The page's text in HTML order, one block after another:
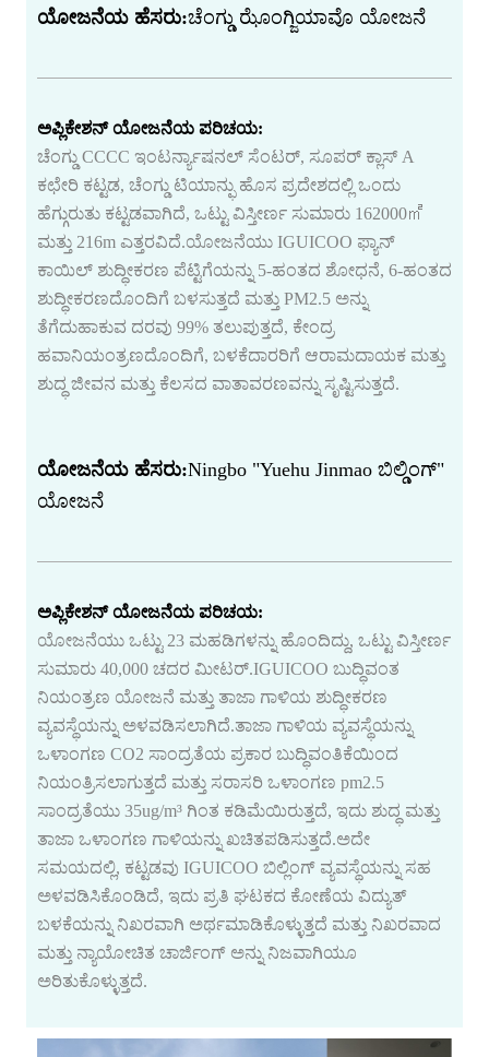
ಯೋಜನೆಯ ಹೆಸರು:ಚೆಂಗ್ಡು ಝೊಂಗ್ಜಿಯಾವೊ ಯೋಜನೆ
ಅಪ್ಲಿಕೇಶನ್ ಯೋಜನೆಯ ಪರಿಚಯ:
ಚೆಂಗ್ಡು CCCC ಇಂಟರ್ನ್ಯಾಷನಲ್ ಸೆಂಟರ್, ಸೂಪರ್ ಕ್ಲಾಸ್ A
ಕಛೇರಿ ಕಟ್ಟಡ, ಚೆಂಗ್ಡು ಟಿಯಾನ್ಫು ಹೊಸ ಪ್ರದೇಶದಲ್ಲಿ ಒಂದು
ಹೆಗ್ಗುರುತು ಕಟ್ಟಡವಾಗಿದೆ, ಒಟ್ಟು ವಿಸ್ತೀರ್ಣ ಸುಮಾರು 162000㎡
ಮತ್ತು 216m ಎತ್ತರವಿದೆ.ಯೋಜನೆಯು IGUICOO ಫ್ಯಾನ್
ಕಾಯಿಲ್ ಶುದ್ಧೀಕರಣ ಪೆಟ್ಟಿಗೆಯನ್ನು 5-ಹಂತದ ಶೋಧನೆ, 6-ಹಂತದ
ಶುದ್ಧೀಕರಣದೊಂದಿಗೆ ಬಳಸುತ್ತದೆ ಮತ್ತು PM2.5 ಅನ್ನು
ತೆಗೆದುಹಾಕುವ ದರವು 99% ತಲುಪುತ್ತದೆ, ಕೇಂದ್ರ
ಹವಾನಿಯಂತ್ರಣದೊಂದಿಗೆ, ಬಳಕೆದಾರರಿಗೆ ಆರಾಮದಾಯಕ ಮತ್ತು
ಶುದ್ಧ ಜೀವನ ಮತ್ತು ಕೆಲಸದ ವಾತಾವರಣವನ್ನು ಸೃಷ್ಟಿಸುತ್ತದೆ.
ಯೋಜನೆಯ ಹೆಸರು:Ningbo "Yuehu Jinmao ಬಿಲ್ಡಿಂಗ್"
ಯೋಜನೆ
ಅಪ್ಲಿಕೇಶನ್ ಯೋಜನೆಯ ಪರಿಚಯ:
ಯೋಜನೆಯು ಒಟ್ಟು 23 ಮಹಡಿಗಳನ್ನು ಹೊಂದಿದ್ದು, ಒಟ್ಟು ವಿಸ್ತೀರ್ಣ
ಸುಮಾರು 40,000 ಚದರ ಮೀಟರ್.IGUICOO ಬುದ್ಧಿವಂತ
ನಿಯಂತ್ರಣ ಯೋಜನೆ ಮತ್ತು ತಾಜಾ ಗಾಳಿಯ ಶುದ್ಧೀಕರಣ
ವ್ಯವಸ್ಥೆಯನ್ನು ಅಳವಡಿಸಲಾಗಿದೆ.ತಾಜಾ ಗಾಳಿಯ ವ್ಯವಸ್ಥೆಯನ್ನು
ಒಳಾಂಗಣ CO2 ಸಾಂದ್ರತೆಯ ಪ್ರಕಾರ ಬುದ್ಧಿವಂತಿಕೆಯಿಂದ
ನಿಯಂತ್ರಿಸಲಾಗುತ್ತದೆ ಮತ್ತು ಸರಾಸರಿ ಒಳಾಂಗಣ pm2.5
ಸಾಂದ್ರತೆಯು 35ug/m³ ಗಿಂತ ಕಡಿಮೆಯಿರುತ್ತದೆ, ಇದು ಶುದ್ಧ ಮತ್ತು
ತಾಜಾ ಒಳಾಂಗಣ ಗಾಳಿಯನ್ನು ಖಚಿತಪಡಿಸುತ್ತದೆ.ಅದೇ
ಸಮಯದಲ್ಲಿ, ಕಟ್ಟಡವು IGUICOO ಬಿಲ್ಲಿಂಗ್ ವ್ಯವಸ್ಥೆಯನ್ನು ಸಹ
ಅಳವಡಿಸಿಕೊಂಡಿದೆ, ಇದು ಪ್ರತಿ ಘಟಕದ ಕೋಣೆಯ ವಿದ್ಯುತ್
ಬಳಕೆಯನ್ನು ನಿಖರವಾಗಿ ಅರ್ಥಮಾಡಿಕೊಳ್ಳುತ್ತದೆ ಮತ್ತು ನಿಖರವಾದ
ಮತ್ತು ನ್ಯಾಯೋಚಿತ ಚಾರ್ಜಿಂಗ್ ಅನ್ನು ನಿಜವಾಗಿಯೂ
ಅರಿತುಕೊಳ್ಳುತ್ತದೆ.